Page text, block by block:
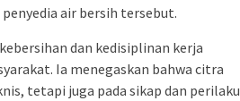
air bersih tersebut.
dan kedisiplinan kerja
Ia menegaskan bahwa citra
tetapi juga pada sikap dan perilaku